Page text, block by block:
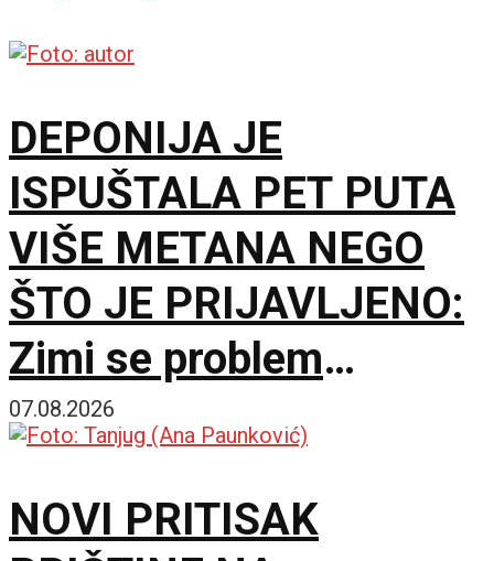
DEPONIJA JE
ISPUŠTALA PET PUTA
VIŠE METANA NEGO
ŠTO JE PRIJAVLJENO:
Zimi se problem
dodatno pogoršavao
07.08.2026
NOVI PRITISAK